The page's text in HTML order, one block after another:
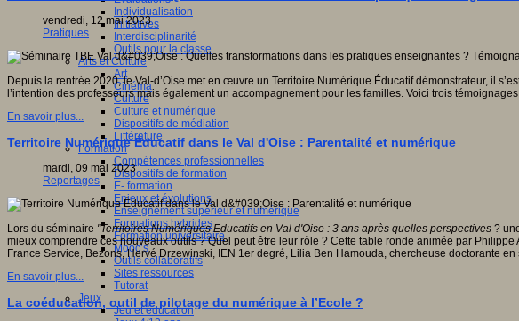
Individualisation
Initiatives
Interdisciplinarité
Outils pour la classe
Arts et Culture
Art
Cinéma
Culture
Culture et numérique
Dispositifs de médiation
Littérature
Formation
Compétences professionnelles
Dispositifs de formation
E- formation
Enjeux et évolutions
Enseignement supérieur et numérique
Formations hybrides
Formation universitaire
Mooc’s
Outils collaboratifs
Sites ressources
Tutorat
Jeux
Jeu et éducation
vendredi, 12 mai 2023
Pratiques
Depuis la rentrée 2020, le Val-d’Oise met en œuvre un Territoire Numérique Éducatif démonstrateur, il
l’intention des professeurs mais également un accompagnement pour les familles. Voici trois
En savoir plus...
Territoire Numérique Éducatif dans le Val d'Oise : Parentalité et numérique
mardi, 09 mai 2023
Reportages
Lors du séminaire "Territoires Numériques Educatifs en Val d'Oise : 3 ans après quelles perspectives ?
mieux comprendre ces nouveaux outils ? Quel peut être leur rôle ? Cette table ronde animée par
France Service, Bezons, Hervé Drzewinski, IEN 1er degré, Lilia Ben Hamouda, chercheuse doctorante
En savoir plus...
La coéducation, outil de pilotage du numérique à l’Ecole ?